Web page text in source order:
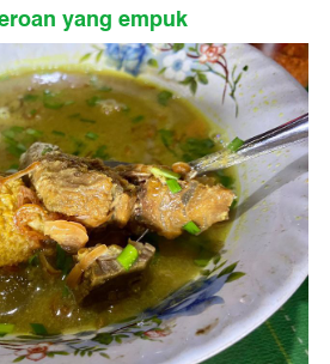
yang empuk